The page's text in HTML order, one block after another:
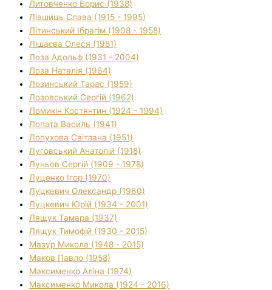
Литовченко Борис (1938)
Лівшиць Слава (1915 - 1995)
Літинський Ібрагім (1908 - 1958)
Лішаєва Олеся (1981)
Лоза Адольф (1931 - 2004)
Лоза Наталія (1964)
Лозинський Тарас (1959)
Лозовський Сергій (1962)
Ломикін Костянтин (1924 - 1994)
Лопата Василь (1941)
Лопухова Світлана (1951)
Луговський Анатолій (1918)
Луньов Сергій (1909 - 1978)
Луценко Ігор (1970)
Луцкевич Олександр (1960)
Луцкевич Юрій (1934 - 2001)
Лящук Тамара (1937)
Лящук Тимофій (1930 - 2015)
Мазур Микола (1948 - 2015)
Маков Павло (1958)
Максименко Аліна (1974)
Максименко Микола (1924 - 2016)